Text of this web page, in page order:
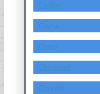
Cadillac
Chana
Chery
Chevrolet
Chrysler